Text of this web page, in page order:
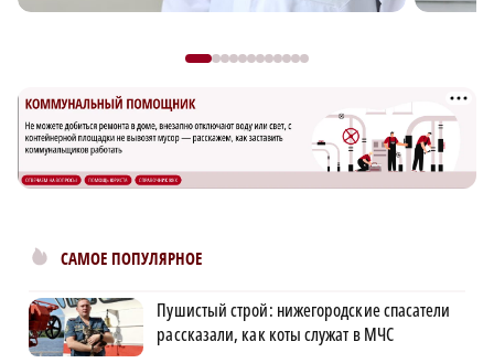
САМОЕ ПОПУЛЯРНОЕ
Пушистый строй: нижегородские спасатели
рассказали, как коты служат в МЧС